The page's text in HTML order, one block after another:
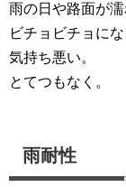
雨の日や路面が
ビチョビチョにな
気持ち悪い。
とてつもなく。
雨耐性